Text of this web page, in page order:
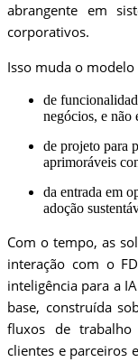
abrangente em
corporativos.
Isso muda o
de
negócios, e não
de projeto para
aprimoráveis
da entrada em
adoção
Com o tempo, as
interação com o
inteligência para a
base, construída
fluxos de
clientes e parceiros